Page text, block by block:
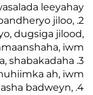
leeyahay.
jiloo,
dugsiga jilood,
iwm.
shabakadaha
ah, iwm.
badweyn,